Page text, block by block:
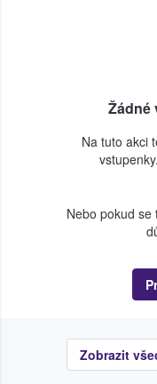
Žádné
Na tuto akci
Nebo pokud se
Zobrazit